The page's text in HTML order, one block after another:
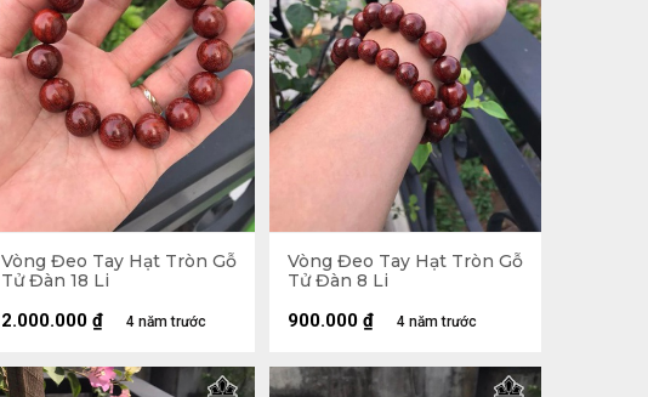
Vòng Đeo Tay Hạt Tròn Gỗ
Tử Đàn 18 Li
4 năm trước
2.000.000 ₫
Vòng Đeo Tay Hạt Tròn Gỗ
Tử Đàn 8 Li
4 năm trước
900.000 ₫